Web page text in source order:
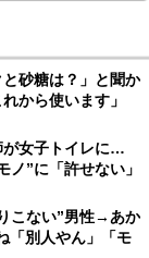
と砂糖は？」と聞か
から使います」
が女子トイレに…
ノ”に「許せない」
こない”男性→あか
「別人やん」「モ